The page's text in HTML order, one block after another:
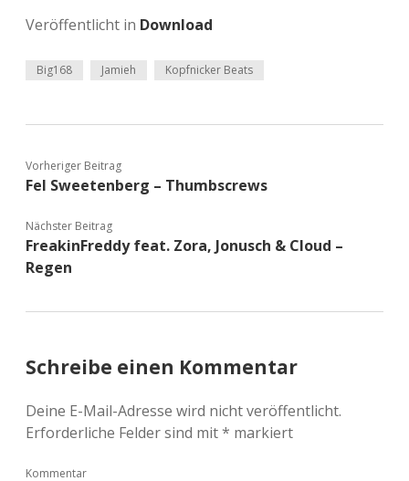
Veröffentlicht in Download
Big168 Jamieh Kopfnicker Beats
Vorheriger Beitrag
Fel Sweetenberg – Thumbscrews
Nächster Beitrag
FreakinFreddy feat. Zora, Jonusch & Cloud –
Regen
Schreibe einen Kommentar
Deine E-Mail-Adresse wird nicht veröffentlicht.
Erforderliche Felder sind mit* markiert
Kommentar